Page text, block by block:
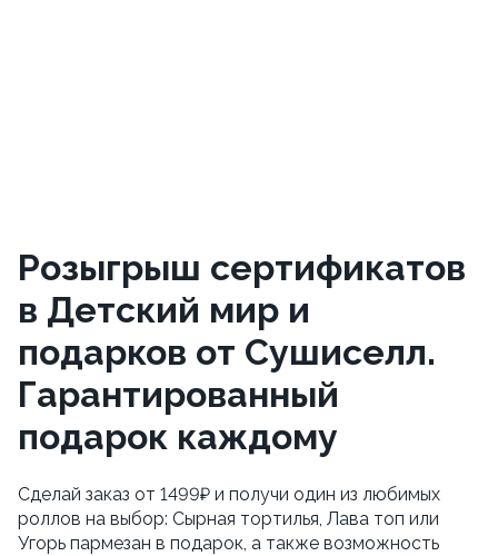
Розыгрыш сертификатов
в Детский мир и
подарков от Сушиселл.
Гарантированный
подарок каждому
Сделай заказ от 1499₽ и получи один из любимых
роллов на выбор: Сырная тортилья, Лава топ или
Угорь пармезан в подарок, а также возможность